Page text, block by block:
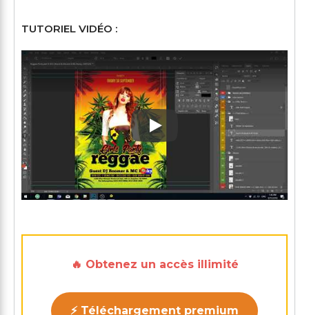
TUTORIEL VIDÉO :
Play: Keynote (Google I/O
🔥 Obtenez un accès illimité
⚡ Téléchargement premium